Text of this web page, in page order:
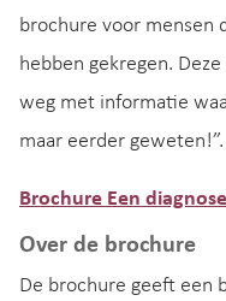
brochure voor mensen
hebben gekregen.
weg met informatie
maar eerder geweten!”.
Brochure Een
Over de brochure
De brochure geeft een